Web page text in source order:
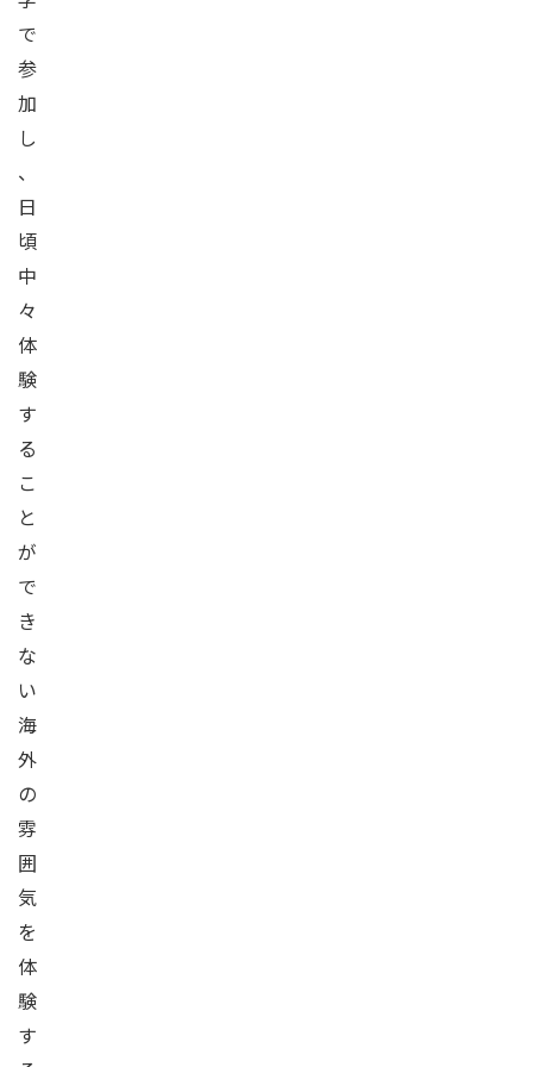
で
参
加
し
、
日
頃
中
々
体
験
す
る
こ
と
が
で
き
な
い
海
外
の
雰
囲
気
を
体
験
す